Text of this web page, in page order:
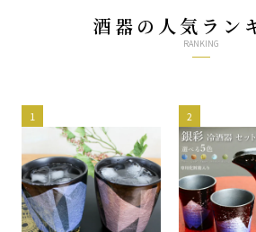
酒器の人気ラン
RANKING
1 2